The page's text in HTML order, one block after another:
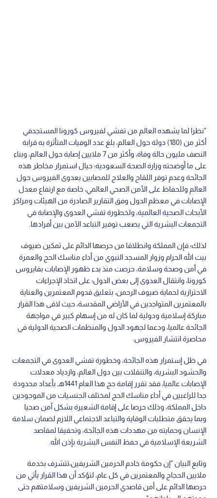
"نظرا لما يشهده العالم من تفشي لفيروس كورونا المستجدفي
أكثر من (180) دولة حول العالم، بلغ عدد الوفيات المتأثرة به قرابة
النصف مليون حالة وفاة، وأكثر من 7 ملايين إصابة حول العالم، وبناء
على ما أوضحته وزارة الصحة السعودية؛ حيال استمرار مخاطر هذه
الجائحة وعدم توفر اللقاح والعلاج للمصابين بعدوى الفيروس حول
العالم وللحفاظ على الأمن الصحي العالمي، خاصة مع ارتفاع معدل
الإصابات في معظم الدول وفق التقارير الصادرة من الهيئات ومراكز
الأبحاث الصحية العالمية، ولخطورة تفشي العدوى والإصابة في
التجمعات البشرية التي يصعب توفير التباعد الآمن بين أفرادها.
لذلك؛ فإن المملكة وانطلاقا من حرصها الدائم على تمكين ضيوف
بيت الله الحرام وزوار المسجد النبوي من أداء مناسك الحج والعمرة
في أمن وصحة وسلامة، حرصت منذ بدء ظهور الإصابات بفايروس
كورونا، وانتقال العدوى إلى بعض الدول؛ على اتخاذ الإجراءات
الاحترازية لحماية ضيوف الرحمن، بتعليق قدوم المعتمرين والعناية
بالمعتمرين المتواجدين في الأراضي المقدسة، حيث لاقى هذا القرار
مباركة إسلامية ودولية لما كان له من إسهام كبير في مواجهة
الجائحة عالميا، ودعما لجهود الدول والمنظمات الصحية الدولية في
محاصرة انتشار الفيروس.
في ظل إستمرار هذه الجائحة، وخطورة تفشي العدوى في التجمعات
والحشود البشرية، والتنقلات بين دول العالم، وازدياد معدلات
الإصابات عالميا، فقد تقرر إقامة حج هذا العام 1441هـ بأعداد محدودة
جدا للراغبين في أداء مناسك الحج لمختلف الجنسيات من الموجودين
داخل المملكة، وذلك حرصا على إقامة الشعيرة بشكل آمن صحيا
وبما يحقق متطلبات الوقاية والتباعد الاجتماعي اللازم لضمان سلامة
الإنسان وحمايته من مهددات هذه الجائحة، وتحقيقا لمقاصد
الشريعة الإسلامية في حفظ النفس البشرية بإذن الله.
وتابع البيان "إن حكومة خادم الحرمين الشريفين،تتشرف بخدمة
ملايين الحجاج والمعتمرين في كل عام، لتؤكد أن هذا القرار يأتي من
حرصها الدائم على أمن قاصدي الحرمين الشريفين وسلامتهم حتى